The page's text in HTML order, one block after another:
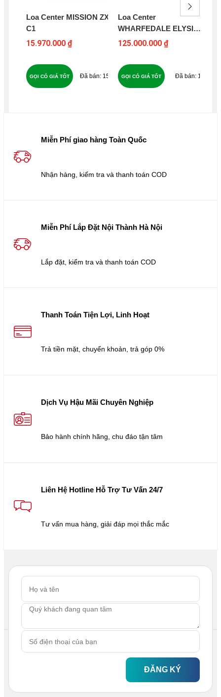
Loa Center MISSION ZX-
C1
15.970.000 ₫
154
GỌI CÓ GIÁ TỐT
Loa Center
WHARFEDALE ELYSIAN
CR
125.000.000 ₫
14
GỌI CÓ GIÁ TỐT
Miễn Phí giao hàng Toàn Quốc
Nhận hàng, kiểm tra và thanh toán COD
Miễn Phí Lắp Đặt Nội Thành Hà Nội
Lắp đặt, kiểm tra và thanh toán COD
Thanh Toán Tiện Lợi, Linh Hoạt
Trả tiền mặt, chuyển khoản, trả góp 0%
Dịch Vụ Hậu Mãi Chuyên Nghiệp
Bảo hành chính hãng, chu đáo tận tâm
Liên Hệ Hotline Hỗ Trợ Tư Vấn 24/7
Tư vấn mua hàng, giải đáp mọi thắc mắc
ĐĂNG KÝ